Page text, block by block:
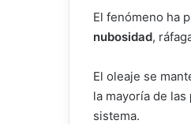
El fenómeno ha
nubosidad,
El oleaje se
la mayoría de las
sistema.